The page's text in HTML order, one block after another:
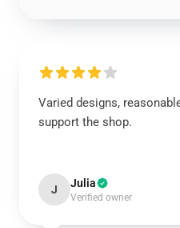
Varied designs,
support the shop.
J Julia
Verified owner